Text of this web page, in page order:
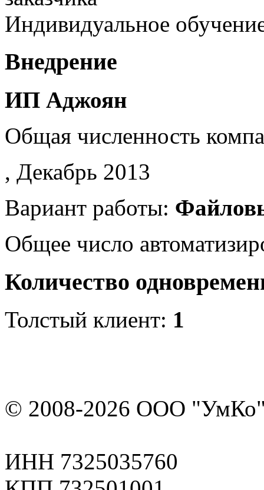
Индивидуальное
Внедрение
ИП Аджоян
Общая численность
, Декабрь 2013
Вариант работы:
Общее число
Количество
Толстый клиент: 1
© 2008-2026 ООО
ИНН 7325035760